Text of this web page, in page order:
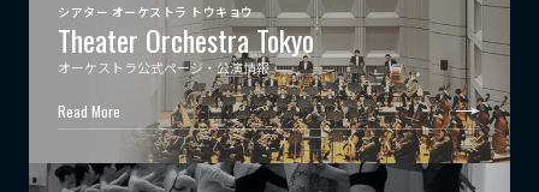
シアター オーケストラ トウキョウ
Theater Orchestra Tokyo
オーケストラ公式ページ・公演情報
Read More